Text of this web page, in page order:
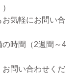
気軽にお問い合
の時間（2週間～4
お問い合わせくだ